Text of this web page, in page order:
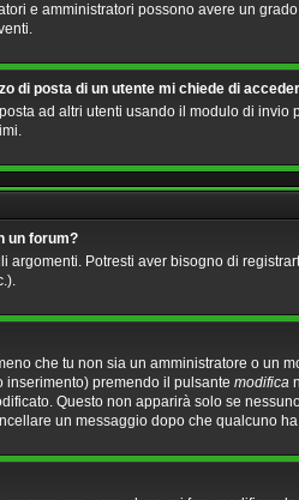
e amministratori possono avere un
di posta di un utente mi chiede di
ad altri utenti usando il modulo di
un forum?
argomenti. Potresti aver bisogno di
che tu non sia un amministratore o
premendo il pulsante modifica
Questo non apparirà solo se
un messaggio dopo che qualcuno